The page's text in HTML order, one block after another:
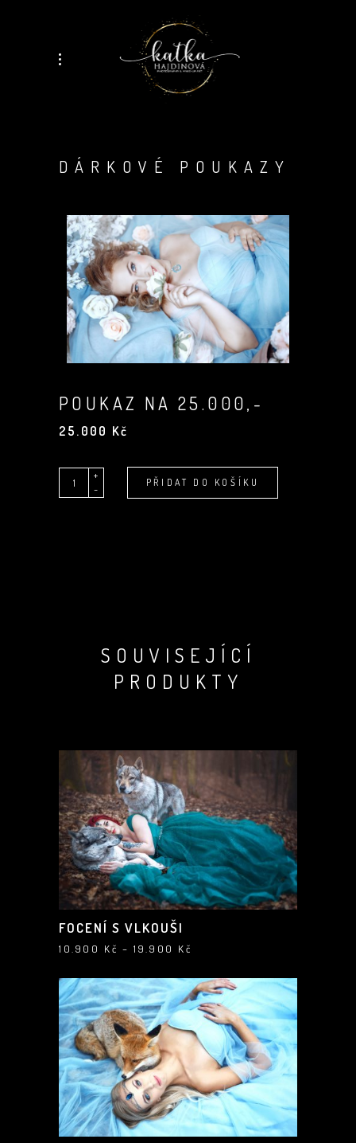
DÁRKOVÉ POUKAZY
POUKAZ NA 25.000,-
25.000 Kč
-
Quantity
+
PŘIDAT DO KOŠÍKU
SOUVISEJÍCÍ
PRODUKTY
FOCENÍ S VLKOUŠI
10.900 Kč – 19.900 Kč
až
19.900 Kč